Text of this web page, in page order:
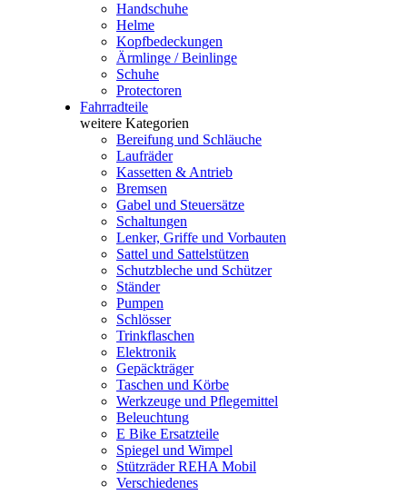
Handschuhe
Helme
Kopfbedeckungen
Ärmlinge / Beinlinge
Schuhe
Protectoren
Fahrradteile
weitere Kategorien
Bereifung und Schläuche
Laufräder
Kassetten & Antrieb
Bremsen
Gabel und Steuersätze
Schaltungen
Lenker, Griffe und Vorbauten
Sattel und Sattelstützen
Schutzbleche und Schützer
Ständer
Pumpen
Schlösser
Trinkflaschen
Elektronik
Gepäckträger
Taschen und Körbe
Werkzeuge und Pflegemittel
Beleuchtung
E Bike Ersatzteile
Spiegel und Wimpel
Stützräder REHA Mobil
Verschiedenes